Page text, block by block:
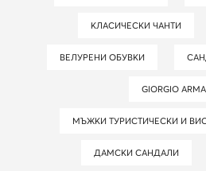
КЛАСИЧЕСКИ ЧАНТИ
ВЕЛУРЕНИ ОБУВКИ
GIORGIO
МЪЖКИ ТУРИСТИЧЕСКИ И
ДАМСКИ САНДАЛИ